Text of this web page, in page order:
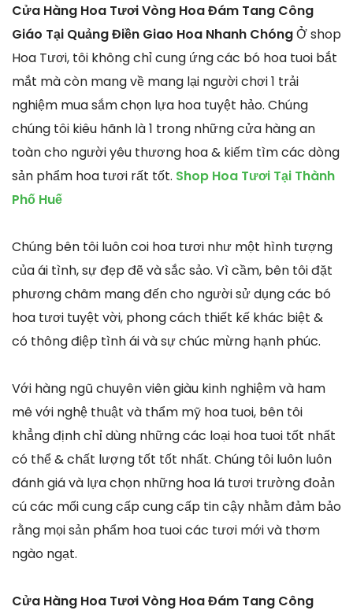
Cửa Hàng Hoa Tươi Vòng Hoa Đám Tang Công
Giáo Tại Quảng Điền Giao Hoa Nhanh ChóngỞ shop
Hoa Tươi, tôi không chỉ cung ứng các bó hoa tuoi bắt
mắt mà còn mang về mang lại người chơi 1 trải
nghiệm mua sắm chọn lựa hoa tuyệt hảo. Chúng
chúng tôi kiêu hãnh là 1 trong những cửa hàng an
toàn cho người yêu thương hoa & kiếm tìm các dòng
sản phẩm hoa tươi rất tốt. Shop Hoa Tươi Tại Thành
Phố Huế
Chúng bên tôi luôn coi hoa tươi như một hình tượng
của ái tình, sự đẹp đẽ và sắc sảo. Vì cầm, bên tôi đặt
phương châm mang đến cho người sử dụng các bó
hoa tươi tuyệt vời, phong cách thiết kế khác biệt &
có thông điệp tình ái và sự chúc mừng hạnh phúc.
Với hàng ngũ chuyên viên giàu kinh nghiệm và ham
mê với nghệ thuật và thẩm mỹ hoa tuoi, bên tôi
khẳng định chỉ dùng những các loại hoa tuoi tốt nhất
có thể & chất lượng tốt tốt nhất. Chúng tôi luôn luôn
đánh giá và lựa chọn những hoa lá tươi trường đoản
cú các mối cung cấp cung cấp tin cậy nhằm đảm bảo
rằng mọi sản phẩm hoa tuoi các tươi mới và thơm
ngào ngạt.
Cửa Hàng Hoa Tươi Vòng Hoa Đám Tang Công